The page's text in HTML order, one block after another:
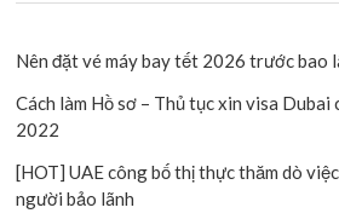
Nên đặt vé máy bay tết 2026 trước bao
Cách làm Hồ sơ – Thủ tục xin visa Dubai
2022
[HOT] UAE công bố thị thực thăm dò
người bảo lãnh